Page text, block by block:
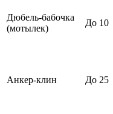
Дюбель-бабочка
(мотылек)
До 10
Анкер-клин До 25